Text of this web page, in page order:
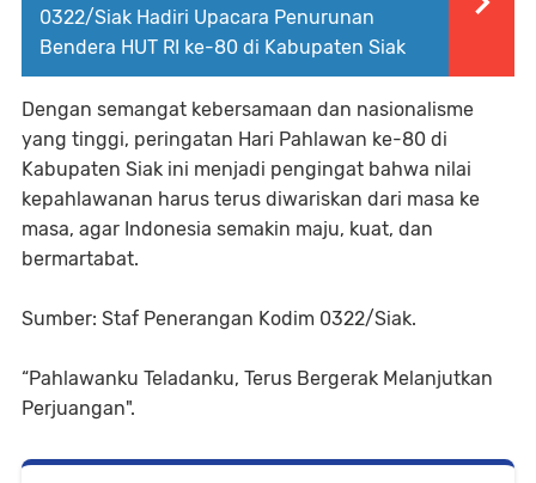
0322/Siak Hadiri Upacara Penurunan
Bendera HUT RI ke-80 di Kabupaten Siak
Dengan semangat kebersamaan dan nasionalisme
yang tinggi, peringatan Hari Pahlawan ke-80 di
Kabupaten Siak ini menjadi pengingat bahwa nilai
kepahlawanan harus terus diwariskan dari masa ke
masa, agar Indonesia semakin maju, kuat, dan
bermartabat.
Sumber: Staf Penerangan Kodim 0322/Siak.
“Pahlawanku Teladanku, Terus Bergerak Melanjutkan
Perjuangan".